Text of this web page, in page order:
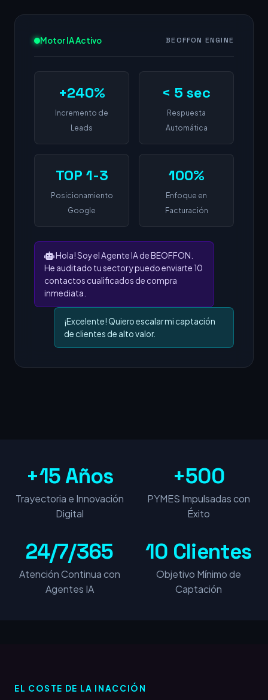
Motor IA Activo BEOFFON ENGINE
+240%
Incremento de
Leads
< 5 sec
Respuesta
Automática
TOP 1-3
Posicionamiento
Google
100%
Enfoque en
Facturación
Hola! Soy el Agente IA de BEOFFON.
He auditado tu sector y puedo enviarte 10
contactos cualificados de compra
inmediata.
¡Excelente! Quiero escalar mi captación
de clientes de alto valor.
+15 Años
Trayectoria e Innovación
Digital
+500
PYMES Impulsadas con
Éxito
24/7/365
Atención Continua con
Agentes IA
10 Clientes
Objetivo Mínimo de
Captación
EL COSTE DE LA INACCIÓN